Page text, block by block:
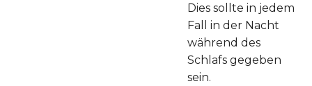
Dies sollte in jedem
Fall in der Nacht
während des
Schlafs gegeben
sein.